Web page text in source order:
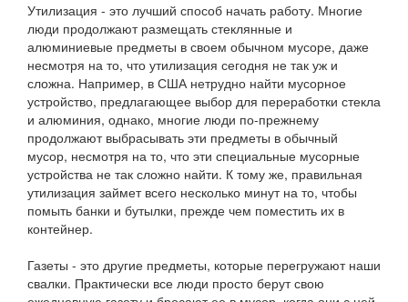
Утилизация - это лучший способ начать работу. Многие
люди продолжают размещать стеклянные и
алюминиевые предметы в своем обычном мусоре, даже
несмотря на то, что утилизация сегодня не так уж и
сложна. Например, в США нетрудно найти мусорное
устройство, предлагающее выбор для переработки стекла
и алюминия, однако, многие люди по-прежнему
продолжают выбрасывать эти предметы в обычный
мусор, несмотря на то, что эти специальные мусорные
устройства не так сложно найти. К тому же, правильная
утилизация займет всего несколько минут на то, чтобы
помыть банки и бутылки, прежде чем поместить их в
контейнер.
Газеты - это другие предметы, которые перегружают наши
свалки. Практически все люди просто берут свою